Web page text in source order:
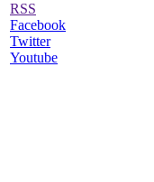
RSS
Facebook
Twitter
Youtube